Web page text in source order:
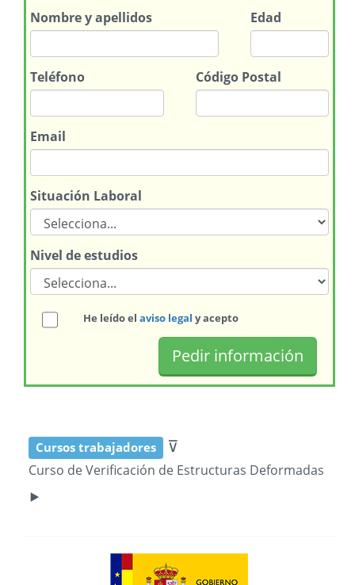
Nombrey apellidos Edad
Teléfono Código Postal
Email
Situación Laboral
Nivel de estudios
He leído el aviso legal y acepto
Cursos trabajadores ⊽
Curso de Verificación de Estructuras Deformadas
‣